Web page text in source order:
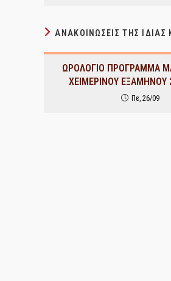
ΑΝΑΚΟΙΝΏΣΕΙΣ ΤΗΣ ΊΔΙΑΣ
ΩΡΟΛΟΓΙΟ ΠΡΟΓΡΑΜΜΑ
ΧΕΙΜΕΡΙΝΟΥ ΕΞΑΜΗΝΟΥ
Πε, 26/09